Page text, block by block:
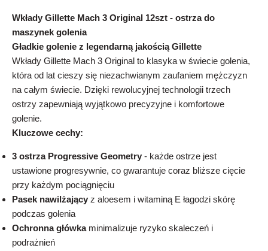
Wkłady Gillette Mach 3 Original 12szt - ostrza do
maszynek golenia
Gładkie golenie z legendarną jakością Gillette
Wkłady Gillette Mach 3 Original to klasyka w świecie golenia,
która od lat cieszy się niezachwianym zaufaniem mężczyzn
na całym świecie. Dzięki rewolucyjnej technologii trzech
ostrzy zapewniają wyjątkowo precyzyjne i komfortowe
golenie.
Kluczowe cechy:
3 ostrza Progressive Geometry - każde ostrze jest
ustawione progresywnie, co gwarantuje coraz bliższe cięcie
przy każdym pociągnięciu
Pasek nawilżający z aloesem i witaminą E łagodzi skórę
podczas golenia
Ochronna główkaminimalizuje ryzyko skaleczeń i
podrażnień